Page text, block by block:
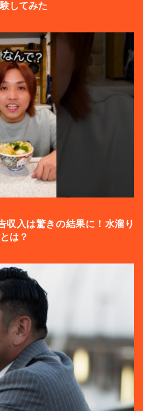
してみた
収入は驚きの結果に！水溜り
は？